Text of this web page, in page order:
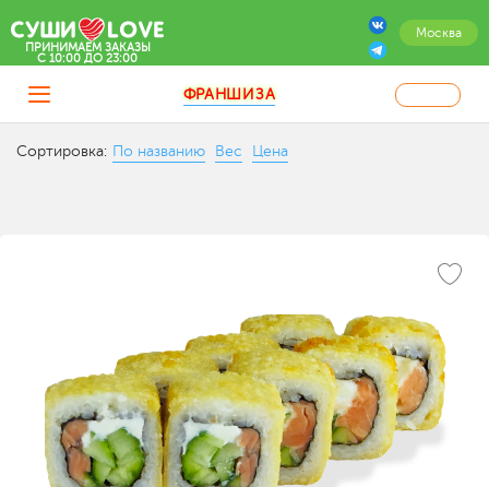
Москва
ПРИНИМАЕМ ЗАКАЗЫ
C 10:00 ДО 23:00
ФРАНШИЗА
Сортировка: По названию Вес Цена